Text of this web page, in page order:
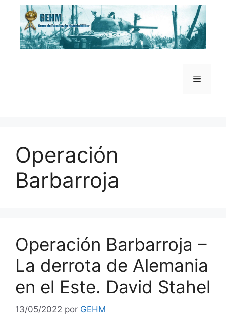
Saltar
contenido
Menú
Operación
Barbarroja
Operación Barbarroja –
La derrota de Alemania
en el Este. David Stahel
13/05/2022 por GEHM